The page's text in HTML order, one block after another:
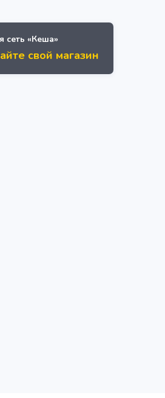
сеть «Кеша»
свой магазин